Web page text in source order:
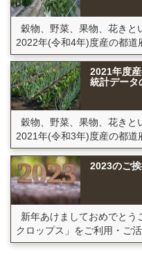
穀物、野菜、果物、花きと
2022年(令和4年)度産の都道
2021年度
統計データ
穀物、野菜、果物、花きと
2021年(令和3年)度産の都道
2023のご
新年あけましておめでとう
クロップス」をご利用・ご活